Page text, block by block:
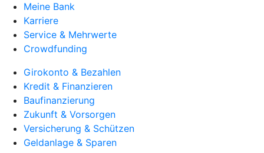
Meine Bank
Karriere
Service & Mehrwerte
Crowdfunding
Girokonto & Bezahlen
Kredit & Finanzieren
Baufinanzierung
Zukunft & Vorsorgen
Versicherung & Schützen
Geldanlage & Sparen